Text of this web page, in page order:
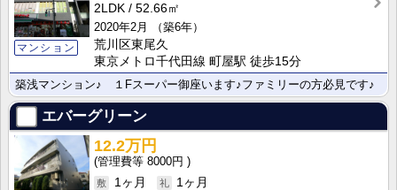
マンション
2LDK
52.66㎡
2020年2月
（築6年）
荒川区東尾久
東京メトロ千代田線 町屋駅 徒歩15分
築浅マンション♪ １Fスーパー御座います♪ファミリーの方必見です♪
エバーグリーン
12.2万円
8000円
1ヶ月
1ヶ月